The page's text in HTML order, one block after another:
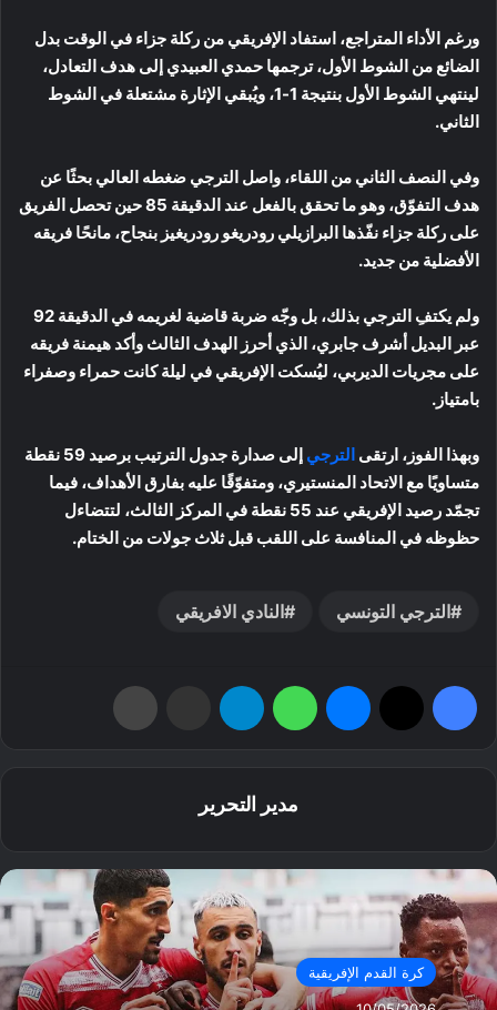
ورغم الأداء المتراجع، استفاد الإفريقي من ركلة جزاء في الوقت بدل
الضائع من الشوط الأول، ترجمها حمدي العبيدي إلى هدف التعادل،
لينتهي الشوط الأول بنتيجة 1-1، ويُبقي الإثارة مشتعلة في الشوط
الثاني.
وفي النصف الثاني من اللقاء، واصل الترجي ضغطه العالي بحثًا عن
هدف التفوّق، وهو ما تحقق بالفعل عند الدقيقة 85 حين تحصل الفريق
على ركلة جزاء نفّذها البرازيلي رودريغو رودريغيز بنجاح، مانحًا فريقه
الأفضلية من جديد.
ولم يكتفِ الترجي بذلك، بل وجّه ضربة قاضية لغريمه في الدقيقة 92
عبر البديل أشرف جابري، الذي أحرز الهدف الثالث وأكد هيمنة فريقه
على مجريات الديربي، ليُسكت الإفريقي في ليلة كانت حمراء وصفراء
بامتياز.
وبهذا الفوز، ارتقى الترجي
إلى صدارة جدول الترتيب برصيد 59 نقطة
متساويًا مع الاتحاد المنستيري، ومتفوّقًا عليه بفارق الأهداف، فيما
تجمّد رصيد الإفريقي عند 55 نقطة في المركز الثالث، لتتضاءل
حظوظه في المنافسة على اللقب قبل ثلاث جولات من الختام.
الترجي التونسي النادي الافريقي
مدير التحرير
كرة القدم الإفريقية